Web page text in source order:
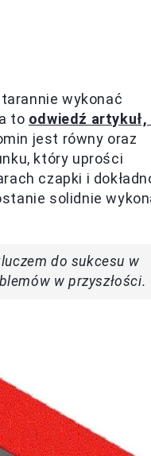
wykonać
to odwiedź artykuł,
jest równy oraz
który uprości
czapki i
solidnie
do sukcesu w
w przyszłości.